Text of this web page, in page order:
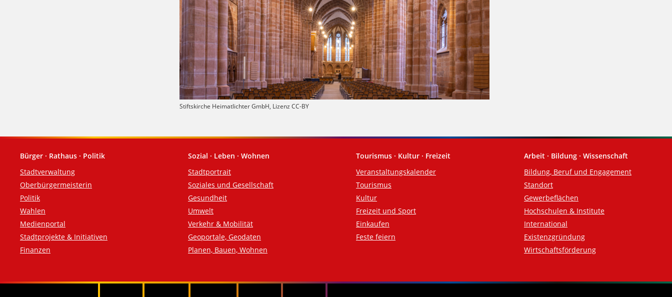
Stiftskirche Heimatlichter GmbH, Lizenz CC-BY
Fußzeile
Bürger · Rathaus · Politik
Stadtverwaltung
Oberbürgermeisterin
Politik
Wahlen
Medienportal
Stadtprojekte & Initiativen
Finanzen
Sozial · Leben · Wohnen
Stadtportrait
Soziales und Gesellschaft
Gesundheit
Umwelt
Verkehr & Mobilität
Geoportale, Geodaten
Planen, Bauen, Wohnen
Tourismus · Kultur · Freizeit
Veranstaltungskalender
Tourismus
Kultur
Freizeit und Sport
Einkaufen
Feste feiern
Arbeit · Bildung · Wissenschaft
Bildung, Beruf und Engagement
Standort
Gewerbeflächen
Hochschulen & Institute
International
Existenzgründung
Wirtschaftsförderung